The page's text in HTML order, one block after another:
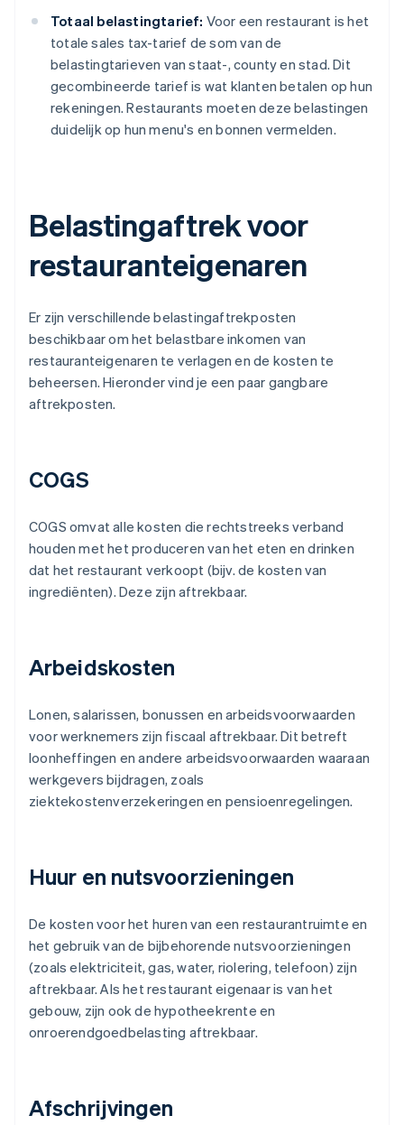
Totaal belastingtarief: Voor een restaurant is het
totale sales tax-tarief de som van de
belastingtarieven van staat-, county en stad. Dit
gecombineerde tarief is wat klanten betalen op hun
rekeningen. Restaurants moeten deze belastingen
duidelijk op hun menu's en bonnen vermelden.
Belastingaftrek voor
restauranteigenaren
Er zijn verschillende belastingaftrekposten
beschikbaar om het belastbare inkomen van
restauranteigenaren te verlagen en de kosten te
beheersen. Hieronder vind je een paar gangbare
aftrekposten.
COGS
COGS omvat alle kosten die rechtstreeks verband
houden met het produceren van het eten en drinken
dat het restaurant verkoopt (bijv. de kosten van
ingrediënten). Deze zijn aftrekbaar.
Arbeidskosten
Lonen, salarissen, bonussen en arbeidsvoorwaarden
voor werknemers zijn fiscaal aftrekbaar. Dit betreft
loonheffingen en andere arbeidsvoorwaarden waaraan
werkgevers bijdragen, zoals
ziektekostenverzekeringen en pensioenregelingen.
Huur en nutsvoorzieningen
De kosten voor het huren van een restaurantruimte en
het gebruik van de bijbehorende nutsvoorzieningen
(zoals elektriciteit, gas, water, riolering, telefoon) zijn
aftrekbaar. Als het restaurant eigenaar is van het
gebouw, zijn ook de hypotheekrente en
onroerendgoedbelasting aftrekbaar.
Afschrijvingen